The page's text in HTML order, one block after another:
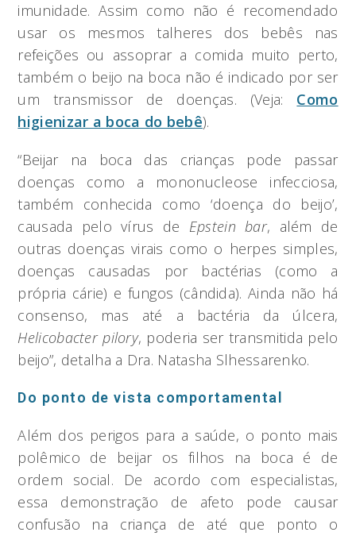
imunidade. Assim como não é recomendado
usar os mesmos talheres dos bebês nas
refeições ou assoprar a comida muito perto,
também o beijo na boca não é indicado por ser
um transmissor de doenças. (Veja: Como
higienizar a boca do bebê).
“Beijar na boca das crianças pode passar
doenças como a mononucleose infecciosa,
também conhecida como ‘doença do beijo’,
causada pelo vírus de Epstein bar, além de
outras doenças virais como o herpes simples,
doenças causadas por bactérias (como a
própria cárie) e fungos (cândida). Ainda não há
consenso, mas até a bactéria da úlcera,
Helicobacter pilory, poderia ser transmitida pelo
beijo”, detalha a Dra. Natasha Slhessarenko.
Do ponto de vista comportamental
Além dos perigos para a saúde, o ponto mais
polêmico de beijar os filhos na boca é de
ordem social. De acordo com especialistas,
essa demonstração de afeto pode causar
confusão na criança de até que ponto o